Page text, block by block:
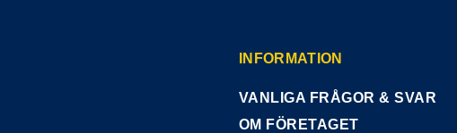
INFORMATION
VANLIGA FRÅGOR & SVAR
OM FÖRETAGET